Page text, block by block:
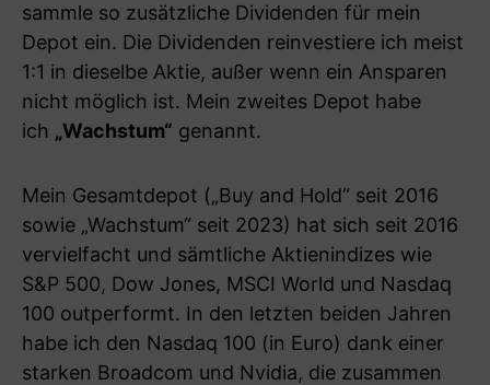
sammle so zusätzliche Dividenden für mein
Depot ein. Die Dividenden reinvestiere ich meist
1:1 in dieselbe Aktie, außer wenn ein Ansparen
nicht möglich ist. Mein zweites Depot habe
ich „Wachstum“ genannt.
Mein Gesamtdepot („Buy and Hold“ seit 2016
sowie „Wachstum“ seit 2023) hat sich seit 2016
vervielfacht und sämtliche Aktienindizes wie
S&P 500, Dow Jones, MSCI World und Nasdaq
100 outperformt. In den letzten beiden Jahren
habe ich den Nasdaq 100 (in Euro) dank einer
starken Broadcom und Nvidia, die zusammen